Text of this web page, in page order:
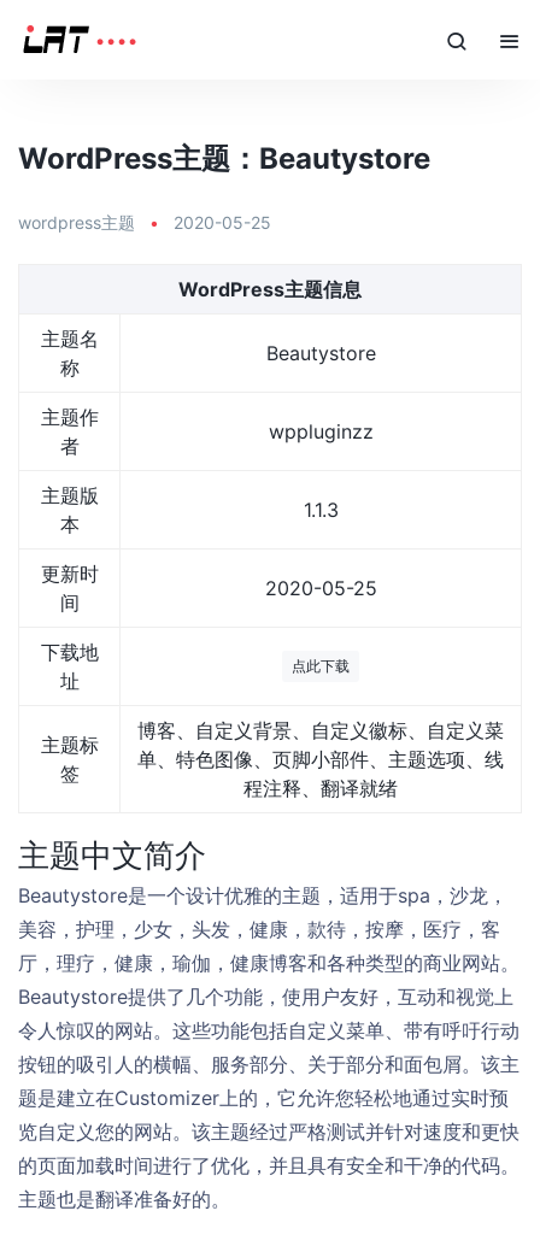
WordPress主题：Beautystore
wordpress主题 • 2020-05-25
WordPress主题信息
主题名
称
Beautystore
主题作
者
wppluginzz
主题版
本
1.1.3
更新时
间
2020-05-25
下载地
址
点此下载
主题标
签
博客、自定义背景、自定义徽标、自定义菜
单、特色图像、页脚小部件、主题选项、线
程注释、翻译就绪
主题中文简介
Beautystore是一个设计优雅的主题，适用于spa，沙龙，
美容，护理，少女，头发，健康，款待，按摩，医疗，客
厅，理疗，健康，瑜伽，健康博客和各种类型的商业网站。
Beautystore提供了几个功能，使用户友好，互动和视觉上
令人惊叹的网站。这些功能包括自定义菜单、带有呼吁行动
按钮的吸引人的横幅、服务部分、关于部分和面包屑。该主
题是建立在Customizer上的，它允许您轻松地通过实时预
览自定义您的网站。该主题经过严格测试并针对速度和更快
的页面加载时间进行了优化，并且具有安全和干净的代码。
主题也是翻译准备好的。